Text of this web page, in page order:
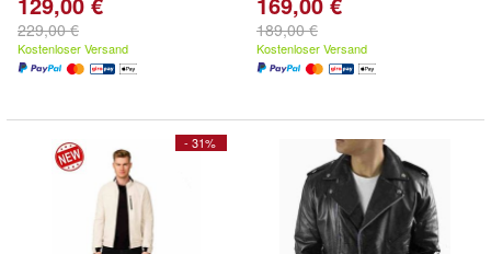
229,00 €
Kostenloser Versand
189,00 €
Kostenloser Versand
- 31%